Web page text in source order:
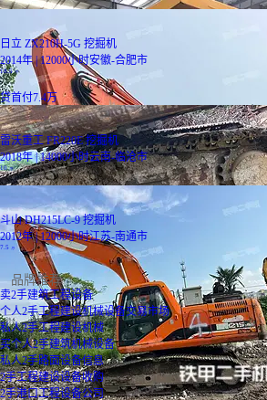
日立 ZX210H-5G 挖掘机
2014年 | 12000小时安徽-合肥市
18.5万
贷首付7.4万
雷沃重工 FR220E 挖掘机
2018年 | 14000小时云南-临沧市
10万
斗山 DH215LC-9 挖掘机
2012年 | 12000小时江苏-南通市
7.5 万
品牌推荐
卖2手建筑工程设备
个人2手工程建设机械设备交易市场
私人2手工程建设机械
买个人2手建筑机械设备
私人2手路面设备信息
2手工程建设设备收购
2手港口工程设备公司